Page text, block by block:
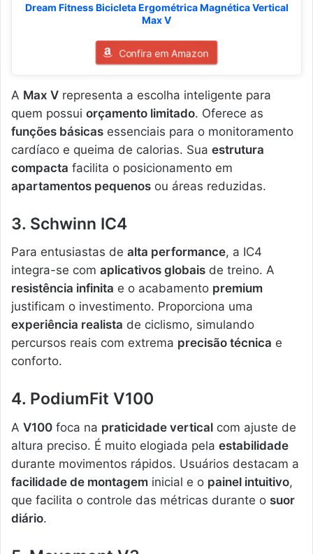
Dream Fitness Bicicleta Ergométrica Magnética Vertical
Max V
Confira em Amazon
A Max V representa a escolha inteligente para
quem possui orçamento limitado. Oferece as
funções básicas essenciais para o monitoramento
cardíaco e queima de calorias. Sua estrutura
compacta facilita o posicionamento em
apartamentos pequenos ou áreas reduzidas.
3. Schwinn IC4
Para entusiastas de alta performance, a IC4
integra-se com aplicativos globais de treino. A
resistência infinita e o acabamento premium
justificam o investimento. Proporciona uma
experiência realista de ciclismo, simulando
percursos reais com extrema precisão técnica e
conforto.
4. PodiumFit V100
A V100 foca na praticidade vertical com ajuste de
altura preciso. É muito elogiada pela estabilidade
durante movimentos rápidos. Usuários destacam a
facilidade de montagem inicial e o painel intuitivo,
que facilita o controle das métricas durante o suor
diário.